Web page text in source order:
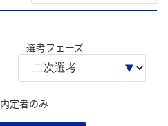
選考フェーズ
内定者のみ